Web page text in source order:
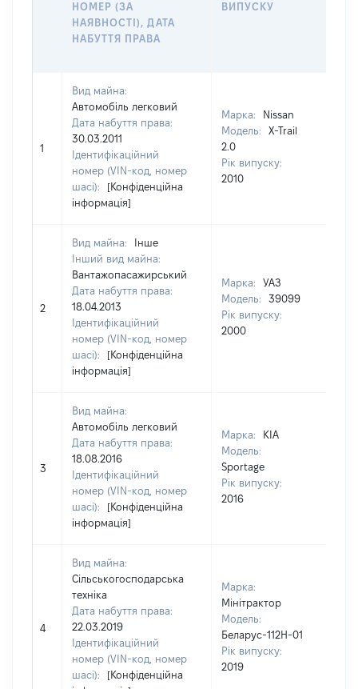
НОМЕР (ЗА
НАЯВНОСТІ), ДАТА
НАБУТТЯ ПРАВА
ВИПУСКУ
1
Вид майна:
Автомобіль легковий
Дата набуття права:
30.03.2011
Ідентифікаційний
номер (VIN-код, номер
шасі):
[Конфіденційна
інформація]
Марка:
Nissan
Модель:
X-Trail
2.0
Рік випуску:
2010
2
Вид майна:
Інше
Інший вид майна:
Вантажопасажирський
Дата набуття права:
18.04.2013
Ідентифікаційний
номер (VIN-код, номер
шасі):
[Конфіденційна
інформація]
Марка:
УАЗ
Модель:
39099
Рік випуску:
2000
3
Вид майна:
Автомобіль легковий
Дата набуття права:
18.08.2016
Ідентифікаційний
номер (VIN-код, номер
шасі):
[Конфіденційна
інформація]
Марка:
KIA
Модель:
Sportage
Рік випуску:
2016
4
Вид майна:
Сільськогосподарська
техніка
Дата набуття права:
22.03.2019
Ідентифікаційний
номер (VIN-код, номер
шасі):
[Конфіденційна
Марка:
Мінітрактор
Модель:
Беларус-112Н-01
Рік випуску:
2019